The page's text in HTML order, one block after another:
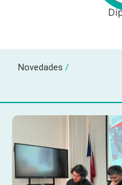
Novedades /